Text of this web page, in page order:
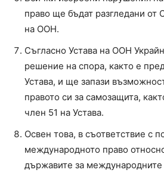
право ще бъдат разгледани от
на ООН.
Съгласно Устава на ООН
решение на спора, както е
Устава, и ще запази
правото си за самозащита,
член 51 на Устава.
Освен това, в съответствие с
международното право
държавите за